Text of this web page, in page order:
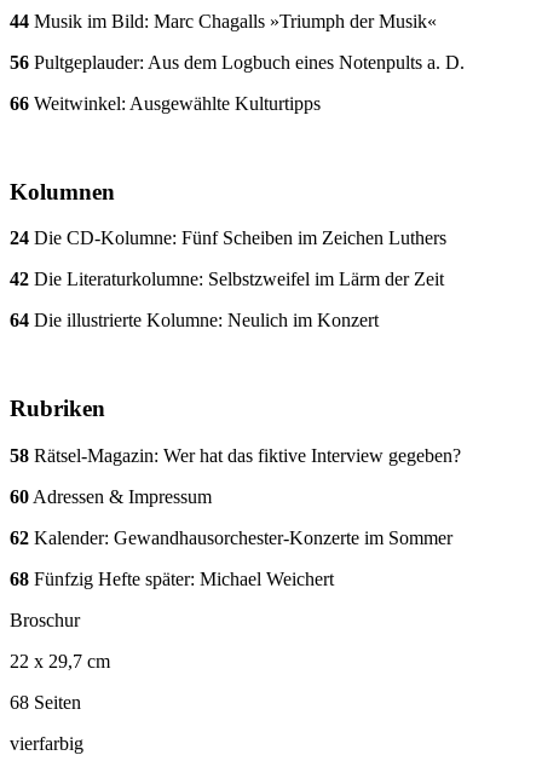
44 Musik im Bild: Marc Chagalls »Triumph der Musik«
56 Pultgeplauder: Aus dem Logbuch eines Notenpults a. D.
66 Weitwinkel: Ausgewählte Kulturtipps
Kolumnen
24 Die CD-Kolumne: Fünf Scheiben im Zeichen Luthers
42 Die Literaturkolumne: Selbstzweifel im Lärm der Zeit
64 Die illustrierte Kolumne: Neulich im Konzert
Rubriken
58 Rätsel-Magazin: Wer hat das fiktive Interview gegeben?
60 Adressen & Impressum
62 Kalender: Gewandhausorchester-Konzerte im Sommer
68 Fünfzig Hefte später: Michael Weichert
Broschur
22 x 29,7 cm
68 Seiten
vierfarbig